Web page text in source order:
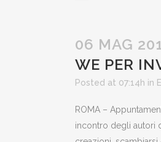
06 MAG
WE PER
Posted at 07:14h in
ROMA –
incontro degli autori